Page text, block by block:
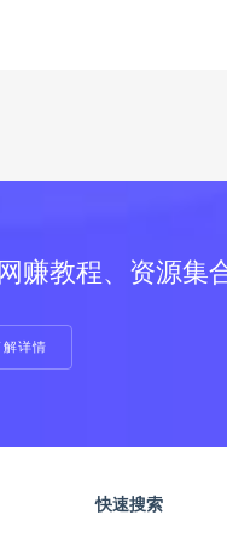
赚教程、资源集
解详情
快速搜索